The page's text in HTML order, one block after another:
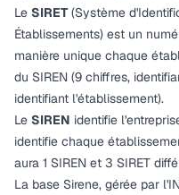
Le SIRET(Système
Établissements) est un
manière unique chaque
du SIREN (9 chiffres,
identifiant l'établissement).
Le SIREN identifie
identifie chaque
aura 1 SIREN et 3 SIRET
La base Sirene, gérée par